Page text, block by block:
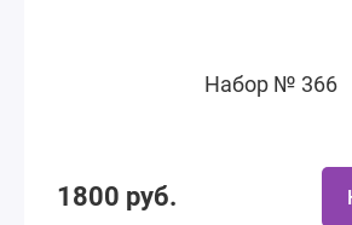
Набор № 366
1800 руб.